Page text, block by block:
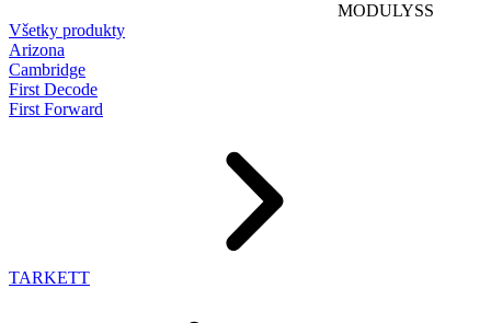
MODULYSS
Všetky produkty
Arizona
Cambridge
First Decode
First Forward
TARKETT